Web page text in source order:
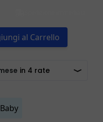
al Carrello